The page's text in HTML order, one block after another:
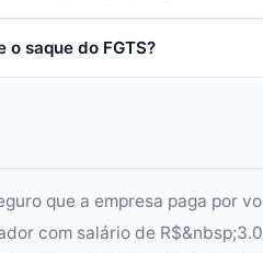
o saque do FGTS?
que a empresa paga
com salário de